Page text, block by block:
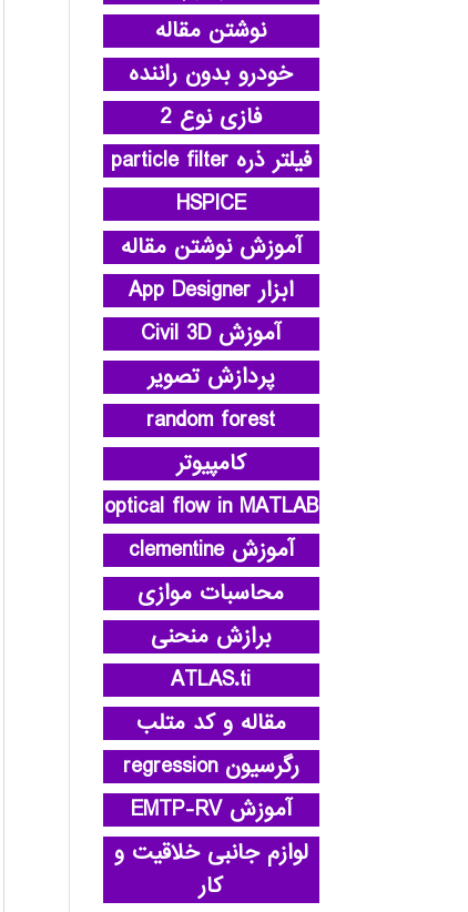
نوشتن مقاله
خودرو بدون راننده
فازی نوع 2
فیلتر ذره particle filter
HSPICE
آموزش نوشتن مقاله
ابزار App Designer
آموزش Civil 3D
پردازش تصویر
random forest
کامپیوتر
optical flow in MATLAB
آموزش clementine
محاسبات موازی
برازش منحنی
ATLAS.ti
مقاله و کد متلب
رگرسیون regression
آموزش EMTP-RV
لوازم جانبی خلاقیت و
کار